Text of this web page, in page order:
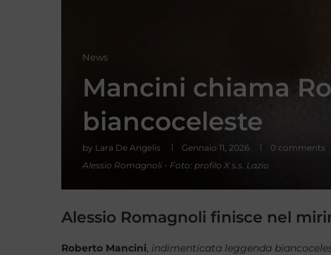
News
Mancini chiama
biancoceleste
by Lara De Angelis Gennaio 11, 2026
0 comments
Alessio Romagnoli - Foto: profilo X s.s. Lazio
Alessio Romagnoli finisce nel
Roberto Mancini, indimenticata leggenda